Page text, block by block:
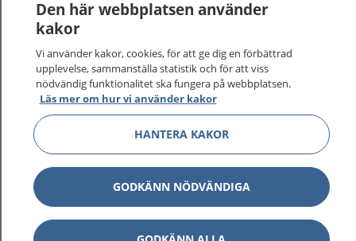
Den här webbplatsen använder
kakor
Vi använder kakor, cookies, för att ge dig en förbättrad
upplevelse, sammanställa statistik och för att viss
nödvändig funktionalitet ska fungera på webbplatsen.
Läs mer om hur vi använder kakor
HANTERA KAKOR
GODKÄNN NÖDVÄNDIGA